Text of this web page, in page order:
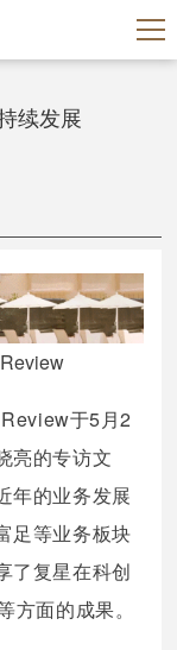
续发展
于5月2
亮的专访文
年的业务发展
足等业务板块
了复星在科创
面的成果。